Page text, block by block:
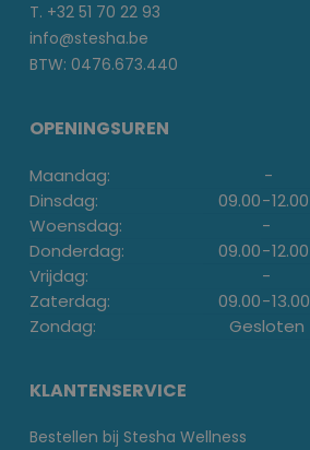
T. +32 51 70 22 93
info@stesha.be
BTW: 0476.673.440
OPENINGSUREN
Maandag: -
Dinsdag:
09.00-12.00
Woensdag:
-
Donderdag:
09.00-12.00
Vrijdag:
-
Zaterdag:
09.00-13.00
Zondag:
Gesloten
KLANTENSERVICE
Bestellen bij Stesha Wellness